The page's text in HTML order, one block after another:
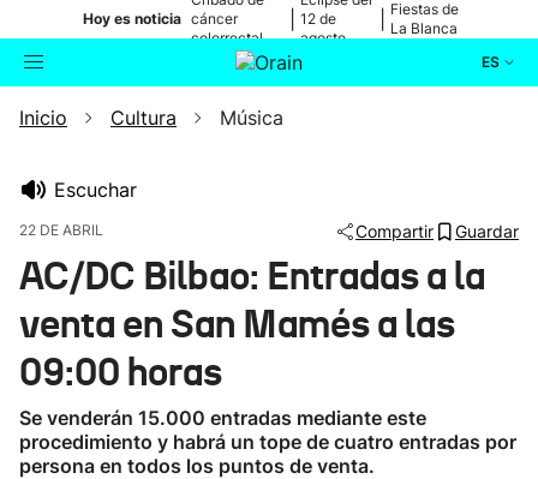
Hoy es noticia cáncer
colorrectal
12 de
agosto
Fiestas de
La Blanca
ES
Buscador Actualidad
Ikusmiran
Inicio Cultura Música
Escuchar
22 DE ABRIL Compartir Guardar
AC/DC Bilbao: Entradas a la
venta en San Mamés a las
09:00 horas
Se venderán 15.000 entradas mediante este
procedimiento y habrá un tope de cuatro entradas por
persona en todos los puntos de venta.